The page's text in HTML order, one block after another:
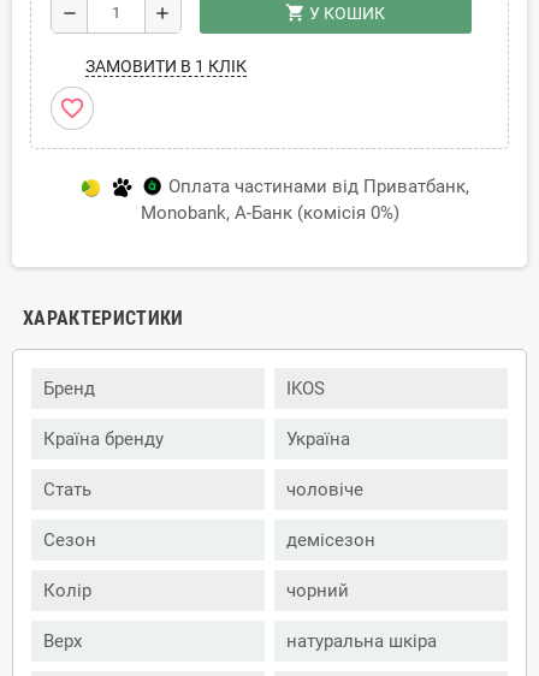
remove add shopping_cart У КОШИК
ЗАМОВИТИ В 1 КЛІК
favorite_border
Оплата частинами від Приватбанк,
Monobank, А-Банк (комісія 0%)
ХАРАКТЕРИСТИКИ
Бренд IKOS
Країна бренду Україна
Стать чоловіче
Сезон демісезон
Колір чорний
Верх натуральна шкіра